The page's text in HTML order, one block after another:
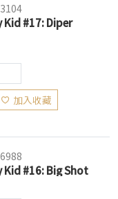
Kid #17: Diper
加入收藏
Kid #16: Big Shot